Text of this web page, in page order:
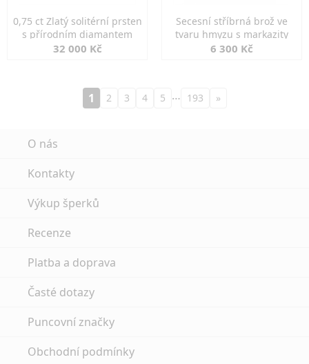
0,75 ct Zlatý solitérní prsten
s přírodním diamantem
32 000 Kč
Secesní stříbrná brož ve
tvaru hmyzu s markazity
6 300 Kč
1 2 3 4 5 … 193 »
O nás
Kontakty
Výkup šperků
Recenze
Platba a doprava
Časté dotazy
Puncovní značky
Obchodní podmínky